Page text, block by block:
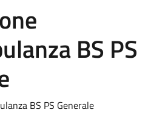
BS PS
BS PS Generale